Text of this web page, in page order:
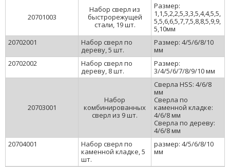
20701003
Набор сверл из
быстрорежущей
стали, 19 шт.
Размер:
1,1,5,2,2,5,3,3,5,4,4,5,5,
5,5,6,6,5,7,7,5,8,8,5,9,9,
5,10мм
20702001
Набор сверл по
дереву, 5 шт.
Размер: 4/5/6/8/10
мм
20702002
Набор сверл по
дереву, 8 шт.
Размер:
3/4/5/6/7/8/9/10 мм
20703001
Набор
комбинированных
сверл из 9 шт.
Сверла HSS: 4/6/8
мм
Сверла по
каменной кладке:
4/6/8 мм
Сверла по дереву:
4/6/8 мм
20704001
Набор сверл по
каменной кладке, 5
шт.
размер: 4/5/6/8/10
мм